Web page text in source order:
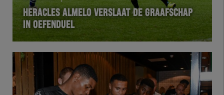
BusinessClub
Foundation
Herakids
Team Zwart Wit
HERACLES ALMELO VERSLAAT DE GRAAFSCHAP
IN OEFENDUEL